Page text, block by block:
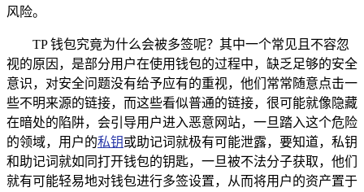
风险。
TP 钱包究竟为什么会被多签呢？其中一个常见且不容忽
视的原因，是部分用户在使用钱包的过程中，缺乏足够的安全
意识，对安全问题没有给予应有的重视，他们常常随意点击一
些不明来源的链接，而这些看似普通的链接，很可能就像隐藏
在暗处的陷阱，会引导用户进入恶意网站，一旦踏入这个危险
的领域，用户的私钥或助记词就极有可能泄露，要知道，私钥
和助记词就如同打开钱包的钥匙，一旦被不法分子获取，他们
就有可能轻易地对钱包进行多签设置，从而将用户的资产置于